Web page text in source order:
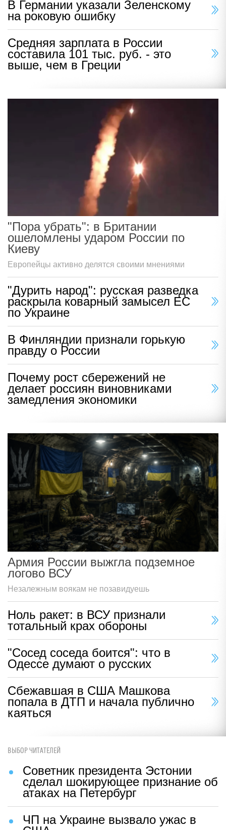
В Германии указали Зеленскому
на роковую ошибку
Средняя зарплата в России
составила 101 тыс. руб. - это
выше, чем в Греции
"Пора убрать": в Британии
ошеломлены ударом России по
Киеву
Европейцы активно делятся своими мнениями
"Дурить народ": русская разведка
раскрыла коварный замысел ЕС
по Украине
В Финляндии признали горькую
правду о России
Почему рост сбережений не
делает россиян виновниками
замедления экономики
Армия России выжгла подземное
логово ВСУ
Незалежным воякам не позавидуешь
Ноль ракет: в ВСУ признали
тотальный крах обороны
"Сосед соседа боится": что в
Одессе думают о русских
Сбежавшая в США Машкова
попала в ДТП и начала публично
каяться
ВЫБОР ЧИТАТЕЛЕЙ
Советник президента Эстонии
сделал шокирующее признание об
атаках на Петербург
ЧП на Украине вызвало ужас в